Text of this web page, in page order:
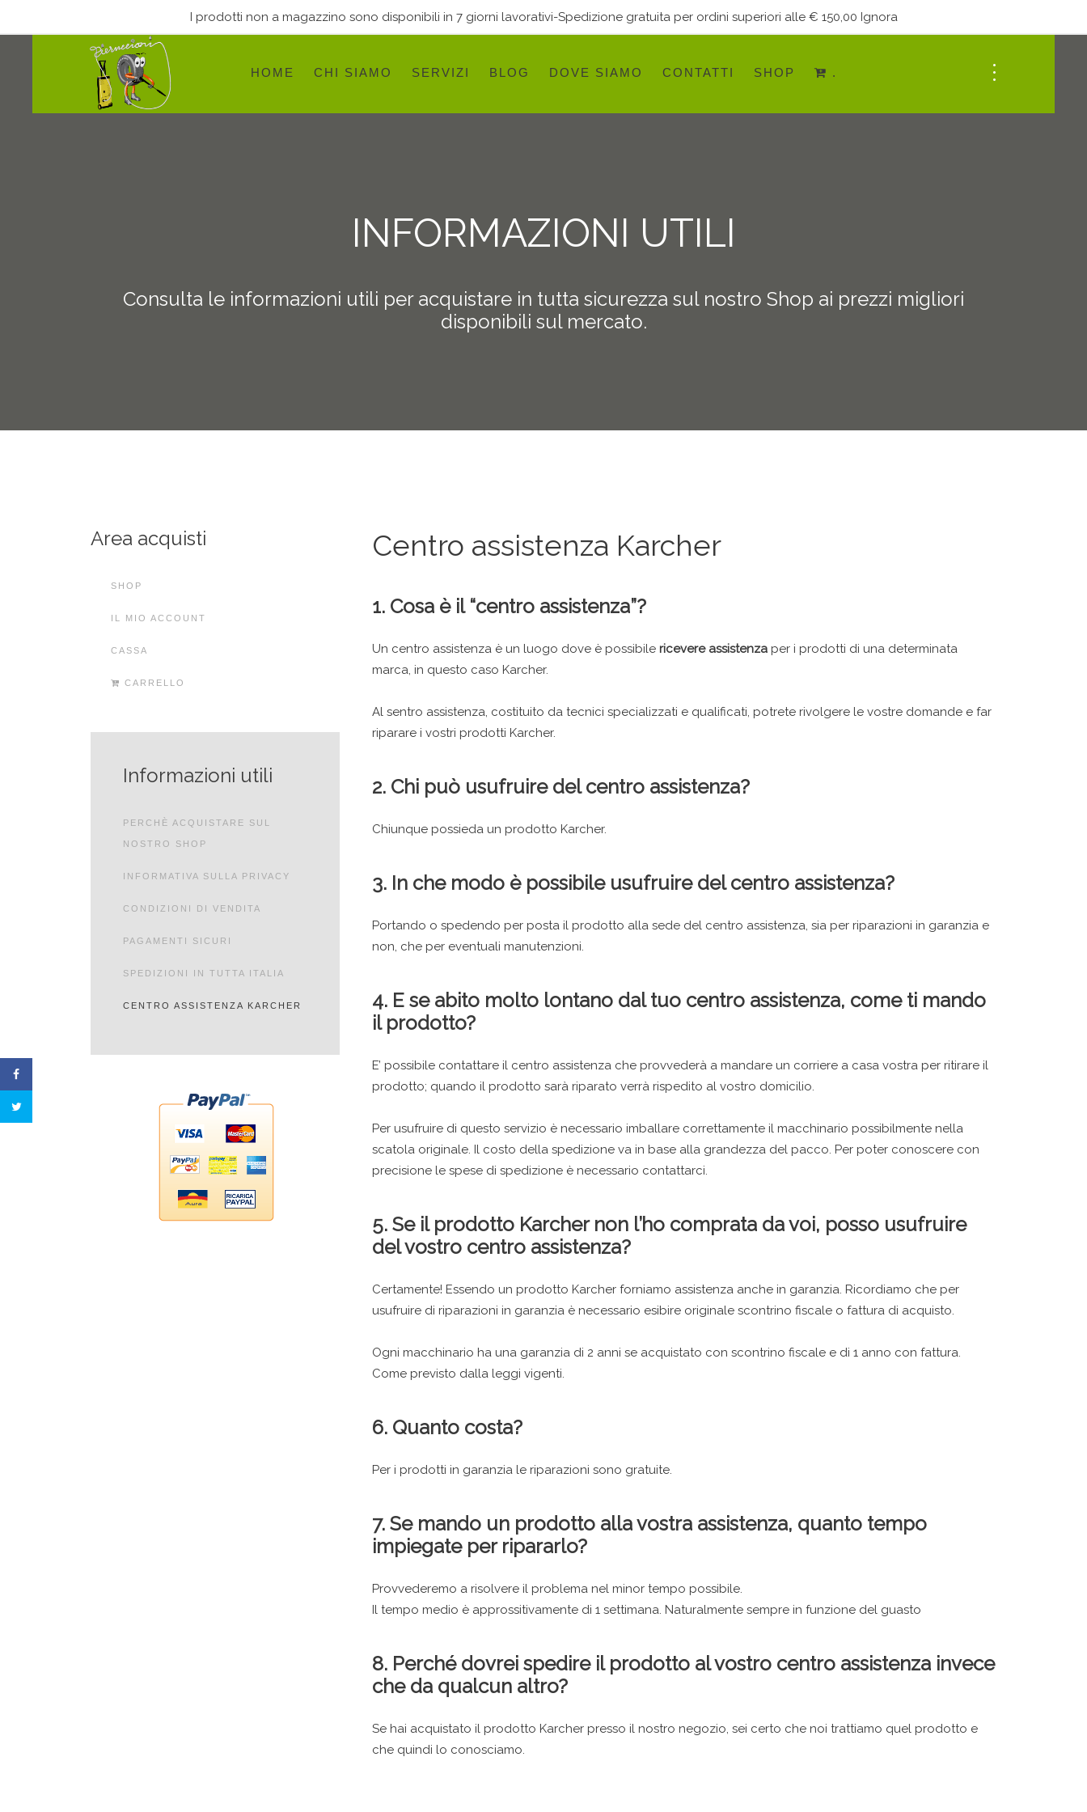
HOME CHI SIAMO SERVIZI BLOG DOVE SIAMO CONTATTI SHOP .
INFORMAZIONI UTILI
Consulta le informazioni utili per acquistare in tutta sicurezza sul nostro Shop ai prezzi migliori
disponibili sul mercato.
Centro assistenza Karcher
1. Cosa è il “centro assistenza”?
Un centro assistenza è un luogo dove è possibile ricevere assistenza per i prodotti di una determinata
marca, in questo caso Karcher.
Al sentro assistenza, costituito da tecnici specializzati e qualificati, potrete rivolgere le vostre domande e far
riparare i vostri prodotti Karcher.
2. Chi può usufruire del centro assistenza?
Chiunque possieda un prodotto Karcher.
3. In che modo è possibile usufruire del centro assistenza?
Portando o spedendo per posta il prodotto alla sede del centro assistenza, sia per riparazioni in garanzia e
non, che per eventuali manutenzioni.
4. E se abito molto lontano dal tuo centro assistenza, come ti mando
il prodotto?
E’ possibile contattare il centro assistenza che provvederà a mandare un corriere a casa vostra per ritirare il
prodotto; quando il prodotto sarà riparato verrà rispedito al vostro domicilio.
Per usufruire di questo servizio è necessario imballare correttamente il macchinario possibilmente nella
scatola originale. Il costo della spedizione va in base alla grandezza del pacco. Per poter conoscere con
precisione le spese di spedizione è necessario contattarci.
5. Se il prodotto Karcher non l’ho comprata da voi, posso usufruire
del vostro centro assistenza?
Certamente! Essendo un prodotto Karcher forniamo assistenza anche in garanzia. Ricordiamo che per
usufruire di riparazioni in garanzia è necessario esibire originale scontrino fiscale o fattura di acquisto.
Ogni macchinario ha una garanzia di 2 anni se acquistato con scontrino fiscale e di 1 anno con fattura.
Come previsto dalla leggi vigenti.
6. Quanto costa?
Per i prodotti in garanzia le riparazioni sono gratuite.
7. Se mando un prodotto alla vostra assistenza, quanto tempo
impiegate per ripararlo?
Provvederemo a risolvere il problema nel minor tempo possibile.
Il tempo medio è approssitivamente di 1 settimana. Naturalmente sempre in funzione del guasto
8. Perché dovrei spedire il prodotto al vostro centro assistenza invece
che da qualcun altro?
Se hai acquistato il prodotto Karcher presso il nostro negozio, sei certo che noi trattiamo quel prodotto e
che quindi lo conosciamo.
Area acquisti
SHOP
IL MIO ACCOUNT
CASSA
CARRELLO
Informazioni utili
PERCHÈ ACQUISTARE SUL
NOSTRO SHOP
INFORMATIVA SULLA PRIVACY
CONDIZIONI DI VENDITA
PAGAMENTI SICURI
SPEDIZIONI IN TUTTA ITALIA
CENTRO ASSISTENZA KARCHER
I prodotti non a magazzino sono disponibili in 7 giorni lavorativi-Spedizione gratuita per ordini superiori alle € 150,00 Ignora